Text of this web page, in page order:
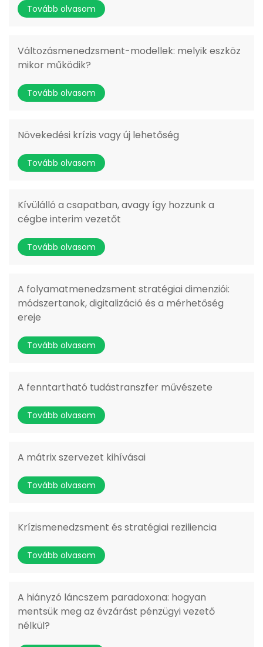
Tovább olvasom
Változásmenedzsment-modellek: melyik eszköz
mikor működik?
Tovább olvasom
Növekedési krízis vagy új lehetőség
Tovább olvasom
Kívülálló a csapatban, avagy így hozzunk a
cégbe interim vezetőt
Tovább olvasom
A folyamatmenedzsment stratégiai dimenziói:
módszertanok, digitalizáció és a mérhetőség
ereje
Tovább olvasom
A fenntartható tudástranszfer művészete
Tovább olvasom
A mátrix szervezet kihívásai
Tovább olvasom
Krízismenedzsment és stratégiai reziliencia
Tovább olvasom
A hiányzó láncszem paradoxona: hogyan
mentsük meg az évzárást pénzügyi vezető
nélkül?